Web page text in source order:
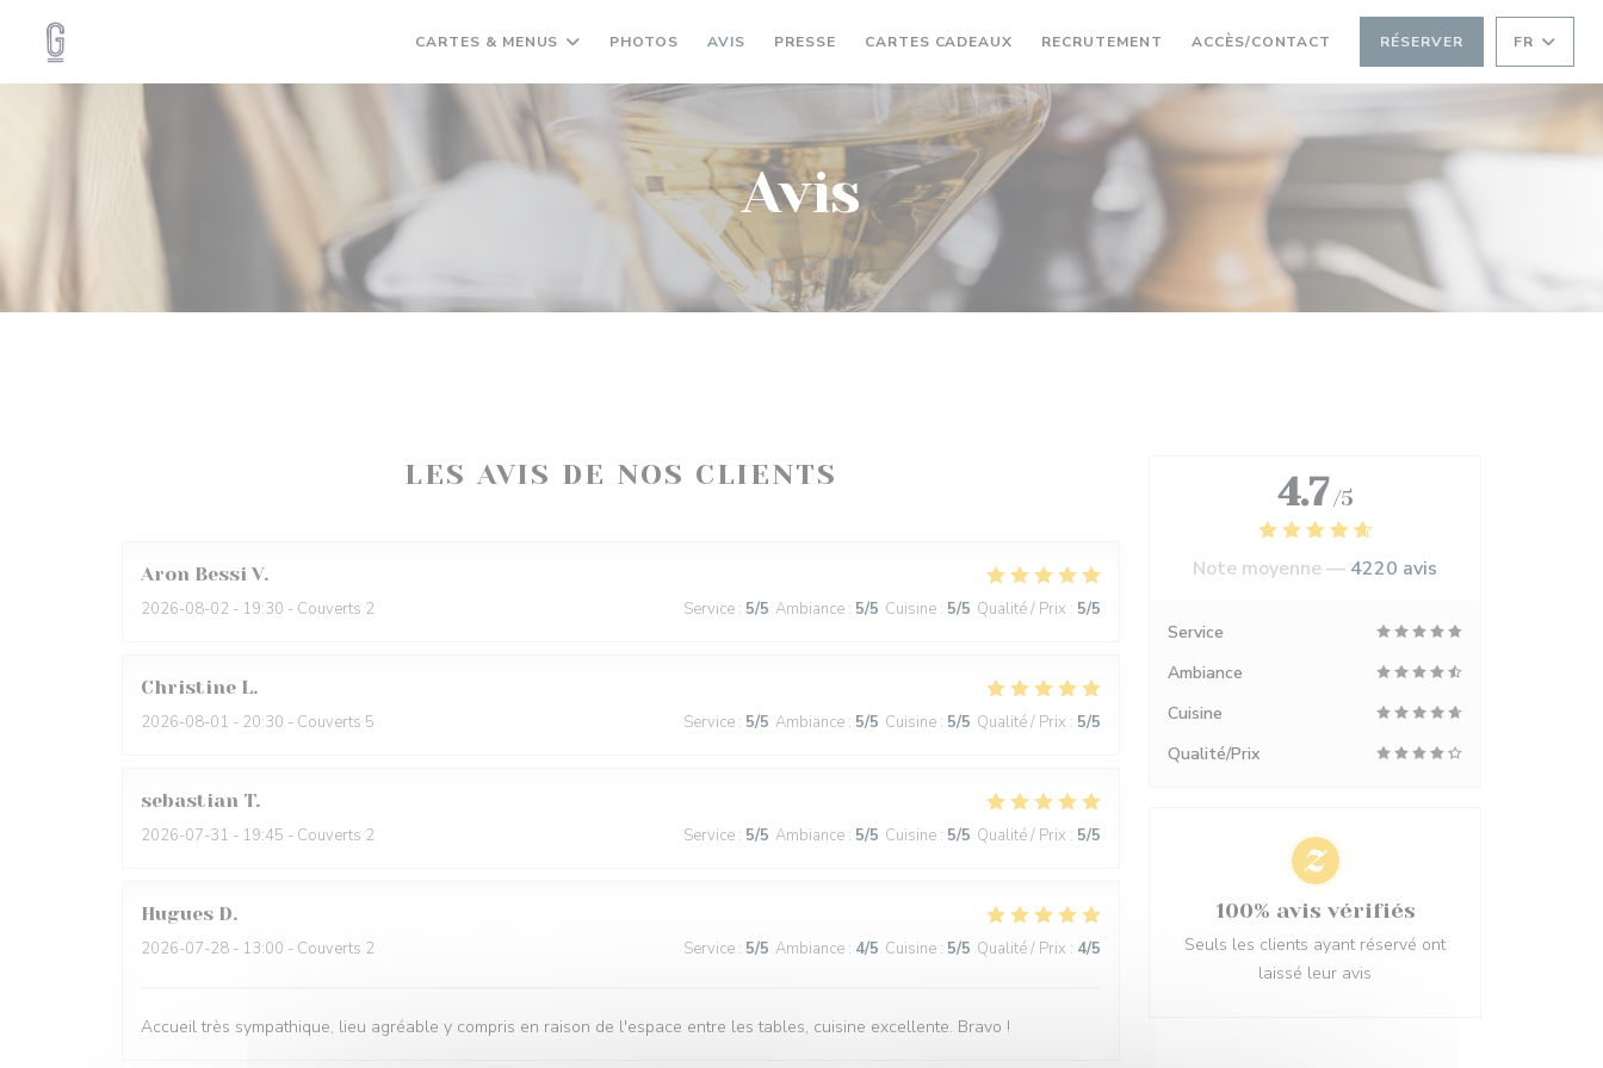
CARTES & MENUS PHOTOS AVIS PRESSE CARTES CADEAUX ((OUVRE UNE NOUVELLE FENÊTRE))
RECRUTEMENT ((OUVRE UNE NOUVELLE FENÊTRE))
ACCÈS/CONTACT RÉSERVER FR
Avis
LES AVIS DE NOS CLIENTS
Aron Bessi V
2026-08-02 - 19:30 - Couverts 2 Service : 5/5 Ambiance : 5/5 Cuisine : 5/5 Qualité / Prix : 5/5
Christine L
2026-08-01 - 20:30 - Couverts 5 Service : 5/5 Ambiance : 5/5 Cuisine : 5/5 Qualité / Prix : 5/5
sebastian T
2026-07-31 - 19:45 - Couverts 2 Service : 5/5 Ambiance : 5/5 Cuisine : 5/5 Qualité / Prix : 5/5
Hugues D
2026-07-28 - 13:00 - Couverts 2 Service : 5/5 Ambiance : 4/5 Cuisine : 5/5 Qualité / Prix : 4/5
Accueil très sympathique, lieu agréable y compris en raison de l'espace entre les tables, cuisine excellente. Bravo !
4.7 /5
Note moyenne — 4220 avis
Service
Ambiance
Cuisine
Qualité/Prix
100% avis vérifiés
Seuls les clients ayant réservé ont
laissé leur avis